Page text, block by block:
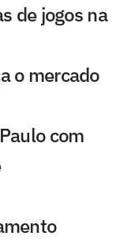
de jogos na
o mercado
com